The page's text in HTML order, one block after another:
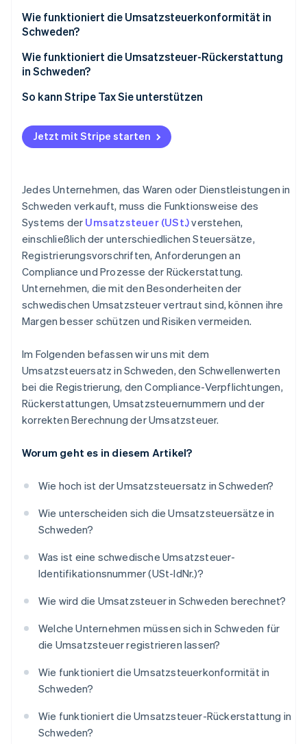
In Schweden ansässige Unternehmen
Verkäufer/innen mit Sitz in der EU
Umsatzsteuerbefreite Lieferungen
Wie funktioniert die Umsatzsteuerkonformität in
Schweden?
Wie funktioniert die Umsatzsteuer-Rückerstattung
in Schweden?
So kann Stripe Tax Sie unterstützen
Jetzt mit Stripe starten
Jedes Unternehmen, das Waren oder Dienstleistungen in
Schweden verkauft, muss die Funktionsweise des
Systems der Umsatzsteuer (USt.)verstehen,
einschließlich der unterschiedlichen Steuersätze,
Registrierungsvorschriften, Anforderungen an
Compliance und Prozesse der Rückerstattung.
Unternehmen, die mit den Besonderheiten der
schwedischen Umsatzsteuer vertraut sind, können ihre
Margen besser schützen und Risiken vermeiden.
Im Folgenden befassen wir uns mit dem
Umsatzsteuersatz in Schweden, den Schwellenwerten
bei die Registrierung, den Compliance-Verpflichtungen,
Rückerstattungen, Umsatzsteuernummern und der
korrekten Berechnung der Umsatzsteuer.
Worum geht es in diesem Artikel?
Wie hoch ist der Umsatzsteuersatz in Schweden?
Wie unterscheiden sich die Umsatzsteuersätze in
Schweden?
Was ist eine schwedische Umsatzsteuer-
Identifikationsnummer (USt-IdNr.)?
Wie wird die Umsatzsteuer in Schweden berechnet?
Welche Unternehmen müssen sich in Schweden für
die Umsatzsteuer registrieren lassen?
Wie funktioniert die Umsatzsteuerkonformität in
Schweden?
Wie funktioniert die Umsatzsteuer-Rückerstattung in
Schweden?